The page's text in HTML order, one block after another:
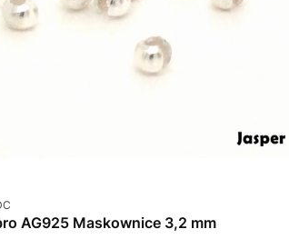
90. Srebro AG925 Maskownice 3,2 mm